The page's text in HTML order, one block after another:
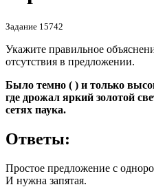
Задание 15742
Укажите правильное
отсутствия в предложении.
Было темно ( ) и только
где дрожал яркий золотой
сетях паука.
Ответы:
Простое предложение с
И нужна запятая.